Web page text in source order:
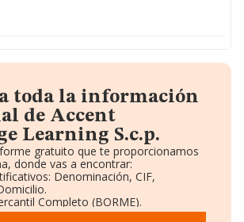
toda la información
de Accent
Learning S.c.p.
gratuito que te proporcionamos
donde vas a encontrar:
Denominación, CIF,
Completo (BORME).
Evolución Ventas y Empleados.